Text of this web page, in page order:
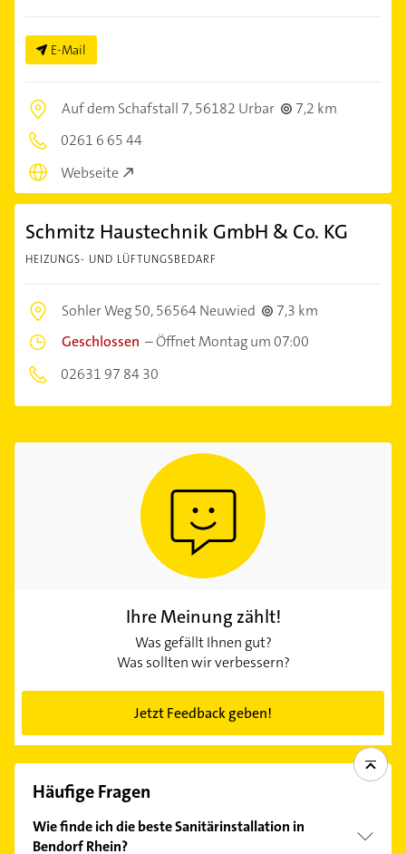
E-Mail
Auf dem Schafstall 7,56182 Urbar
7,2 km
0261 6 65 44
Webseite
Schmitz Haustechnik GmbH & Co. KG
HEIZUNGS- UND LÜFTUNGSBEDARF
Sohler Weg 50,56564 Neuwied
7,3 km
Geschlossen –Öffnet Montag um 07:00
02631 97 84 30
Ihre Meinung zählt!
Was gefällt Ihnen gut?
Was sollten wir verbessern?
Jetzt Feedback geben!
Häufige Fragen
Wie finde ich die beste Sanitärinstallation in
Bendorf Rhein?